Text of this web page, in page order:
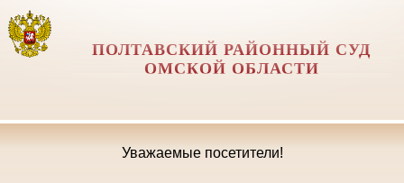
ПОЛТАВСКИЙ РАЙОННЫЙ СУД
ОМСКОЙ ОБЛАСТИ
Уважаемые посетители!